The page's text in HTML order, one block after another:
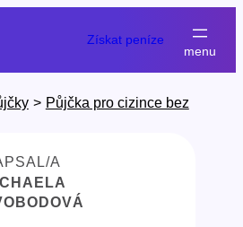
Získat peníze
> Půjčka pro cizince bez
A